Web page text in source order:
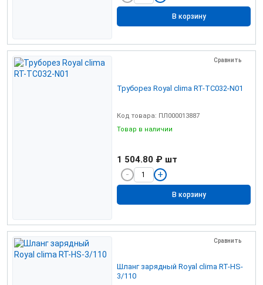
В корзину
Сравнить
Труборез Royal clima RT-TC032-N01
Код товара: ПЛ000013887
Товар в наличии
1 504.80 ₽ шт
В корзину
Сравнить
Шланг зарядный Royal clima RT-HS-
3/110